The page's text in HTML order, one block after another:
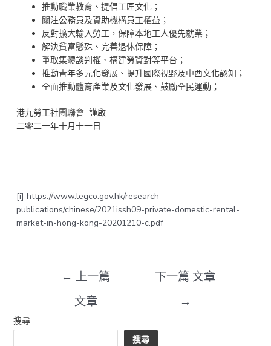
推動職業教育、提倡工匠文化；
關注公務員及資助機構員工權益；
反對擴大輸入勞工，保障本地工人優先就業；
解決貧富懸殊、完善退休保障；
爭取集體談判權、構建勞資對等平台；
推動青年多元化發展、提升國際視野及中西文化認知；
全面推動體育產業及文化發展、鼓勵全民運動；
港九勞工社團聯會 謹啟
二零二一年十月十一日
[i] https://www.legco.gov.hk/research-
publications/chinese/2021issh09-private-domestic-rental-
market-in-hong-kong-20201210-c.pdf
← 上一篇
文章
下一篇 文章
→
搜尋
搜尋